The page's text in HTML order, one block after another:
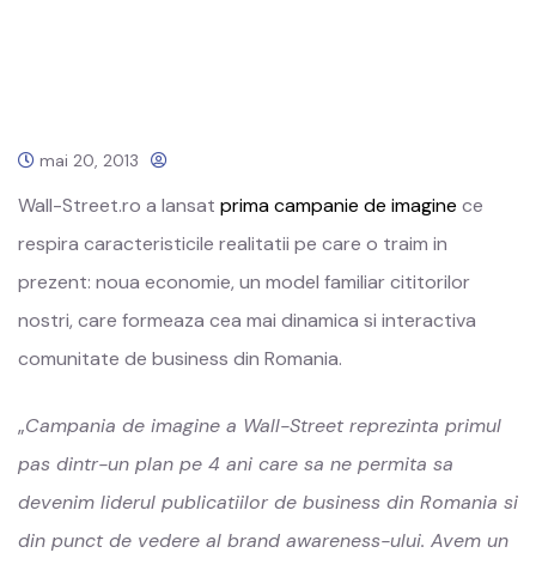
mai 20, 2013
Wall-Street.ro a lansat prima campanie de imagine ce
respira caracteristicile realitatii pe care o traim in
prezent: noua economie, un model familiar cititorilor
nostri, care formeaza cea mai dinamica si interactiva
comunitate de business din Romania.
„Campania de imagine a Wall-Street reprezinta primul
pas dintr-un plan pe 4 ani care sa ne permita sa
devenim liderul publicatiilor de business din Romania si
din punct de vedere al brand awareness-ului. Avem un